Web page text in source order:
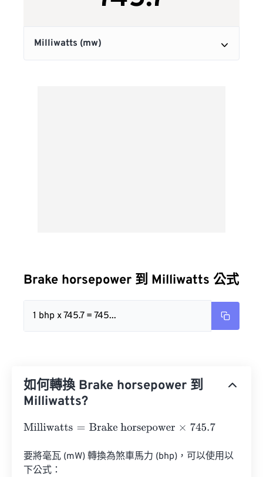
Brake horsepower 到 Milliwatts 公式
1 bhp x 745.7 = 745...
如何轉換 Brake horsepower 到
Milliwatts?
Milliwatts=Brake horsepower×745.7
要將毫瓦 (mW) 轉換為煞車馬力 (bhp)，可以使用以
下公式：